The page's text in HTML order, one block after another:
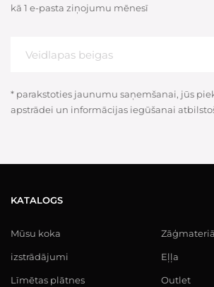
kā 1 e-pasta ziņojumu mēnesī
* parakstoties jaunumu saņemšanai, jūs
apstrādei un informācijas iegūšanai
KATALOGS
Mūsu koka
izstrādājumi
Līmētas plātnes
Eļļa
Outlet